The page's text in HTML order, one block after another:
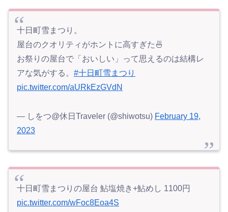
十日町雪まつり。
屋台のクオリティがホントに高すぎた🍜
お祭りの屋台で「おいしい」って思えるのは結構レ
アな気がする。 #十日町雪まつり
pic.twitter.com/aURkEzGVdN
— しをつ@休日Traveler (@shiwotsu) February 19,
2023
十日町雪まつりの屋台 鮎塩焼き+鮎めし 1100円
pic.twitter.com/wFoc8Eoa4S